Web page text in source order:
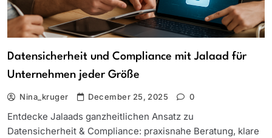
Datensicherheit und Compliance mit Jalaad für
Unternehmen jeder Größe
Nina_kruger December 25, 2025 0
Entdecke Jalaads ganzheitlichen Ansatz zu
Datensicherheit & Compliance: praxisnahe Beratung, klare